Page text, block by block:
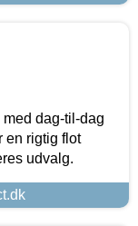
dag-til-dag
en rigtig flot
udvalg.